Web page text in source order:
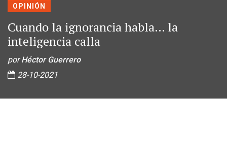
OPINIÓN
Cuando la ignorancia habla… la
inteligencia calla
porHéctor Guerrero
28-10-2021